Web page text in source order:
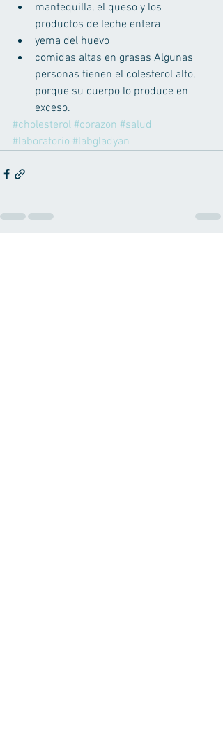
mantequilla, el queso y los
productos de leche entera
yema del huevo
comidas altas en grasas Algunas
personas tienen el colesterol alto,
porque su cuerpo lo produce en
exceso.
#cholesterol #corazon #salud
#laboratorio #labgladyan